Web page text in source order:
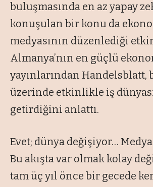
buluşmasında en az yapay
konuşulan bir konu da
medyasının düzenlediği
Almanya’nın en güçlü
yayınlarından Handelsblatt,
üzerinde etkinlikle iş
getirdiğini anlattı.
Evet; dünya değişiyor…
Bu akışta var olmak kolay
tam üç yıl önce bir gecede